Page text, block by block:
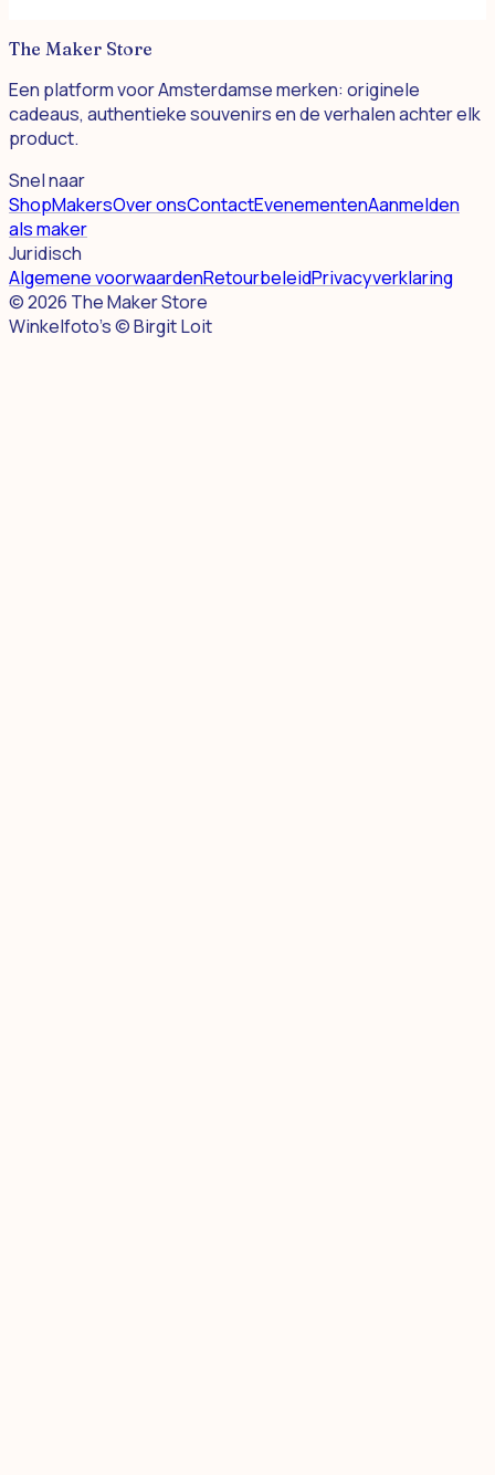
The Maker Store
Een platform voor Amsterdamse merken: originele
cadeaus, authentieke souvenirs en de verhalen achter elk
product.
Snel naar
ShopMakersOver onsContactEvenementenAanmelden
als maker
Juridisch
Algemene voorwaardenRetourbeleidPrivacyverklaring
©2026 The Maker Store
Winkelfoto's © Birgit Loit